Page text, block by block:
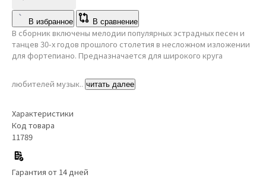
В избранное В сравнение
В сборник включены мелодии популярных эстрадных песен и
танцев 30-х годов прошлого столетия в несложном изложении
для фортепиано. Предназначается для широкого круга
любителей музык.. читать далее
Характеристики
Код товара
11789
Гарантия от 14 дней